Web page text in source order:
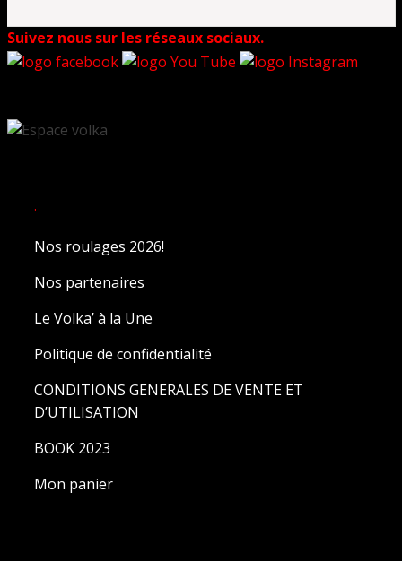
Suivez nous sur les réseaux sociaux.
.
Nos roulages 2026!
Nos partenaires
Le Volka’ à la Une
Politique de confidentialité
CONDITIONS GENERALES DE VENTE ET
D’UTILISATION
BOOK 2023
Mon panier